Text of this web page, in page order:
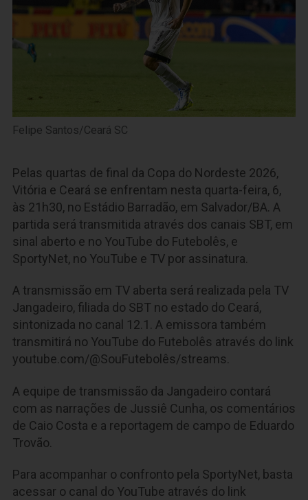
Felipe Santos/Ceará SC
Pelas quartas de final da Copa do Nordeste 2026,
Vitória e Ceará se enfrentam nesta quarta-feira, 6,
às 21h30, no Estádio Barradão, em Salvador/BA. A
partida será transmitida através dos canais SBT, em
sinal aberto e no YouTube do Futebolês, e
SportyNet, no YouTube e TV por assinatura.
A transmissão em TV aberta será realizada pela TV
Jangadeiro, filiada do SBT no estado do Ceará,
sintonizada no canal 12.1. A emissora também
transmitirá no YouTube do Futebolês através do link
youtube.com/@SouFutebolês/streams.
A equipe de transmissão da Jangadeiro contará
com as narrações de Jussiê Cunha, os comentários
de Caio Costa e a reportagem de campo de Eduardo
Trovão.
Para acompanhar o confronto pela SportyNet, basta
acessar o canal do YouTube através do link